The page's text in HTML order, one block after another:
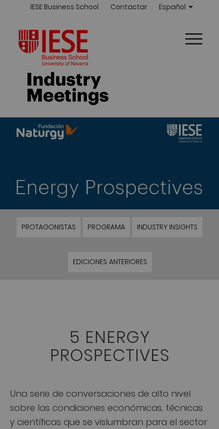
IESE Business School Contactar Español
PROTAGONISTAS PROGRAMA INDUSTRY INSIGHTS
EDICIONES ANTERIORES
5 ENERGY
PROSPECTIVES
Una serie de conversaciones de alto nivel
sobre las condiciones económicas, técnicas
y científicas que se vislumbran para el sector